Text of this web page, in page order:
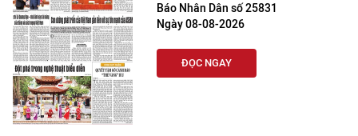
Báo Nhân Dân số 25831
Ngày 08-08-2026
ĐỌC NGAY